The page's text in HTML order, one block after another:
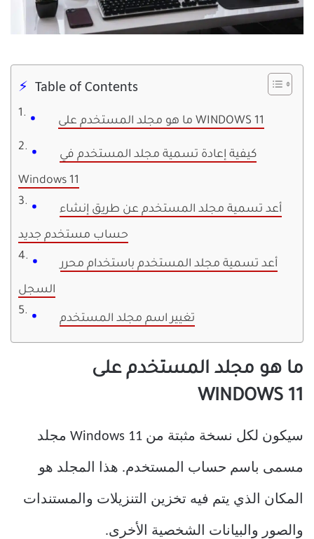
Table of Contents
ما هو مجلد المستخدم على WINDOWS 11
كيفية إعادة تسمية مجلد المستخدم في
Windows 11
أعد تسمية مجلد المستخدم عن طريق إنشاء
حساب مستخدم جديد
أعد تسمية مجلد المستخدم باستخدام محرر
السجل
تغيير اسم مجلد المستخدم
ما هو مجلد المستخدم على
WINDOWS 11
سيكون لكل نسخة مثبتة من Windows 11 مجلد
مسمى باسم حساب المستخدم. هذا المجلد هو
المكان الذي يتم فيه تخزين التنزيلات والمستندات
والصور والبيانات الشخصية الأخرى.